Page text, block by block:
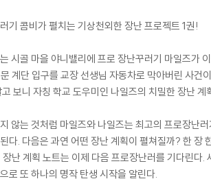
기 콤비가 펼치는 기상천외한 장난 프로젝트 1권!
시골 마을 야니밸리에 프로 장난꾸러기 마일즈가
계단 입구를 교장 선생님 자동차로 막아버린 사
보니 자칭 학교 도우미인 나일즈의 치밀한 장난 계
않는 것처럼 마일즈와 나일즈는 최고의 프로장난
다. 다음은 과연 어떤 장난 계획이 펼쳐질까? 한
난 계획 노트는 이제 다음 프로장난러를 기다린
로 또 하나의 명작 탄생 시작을 알린다.